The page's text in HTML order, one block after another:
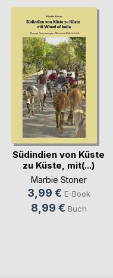
Südindien von Küste
zu Küste, mit(...)
Marbie Stoner
3,99 € E-Book
8,99 € Buch